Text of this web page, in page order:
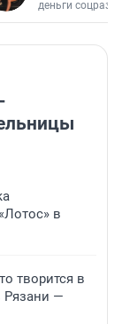
деньги
в
творится в
Рязани —